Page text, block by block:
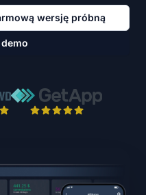
wersję próbną